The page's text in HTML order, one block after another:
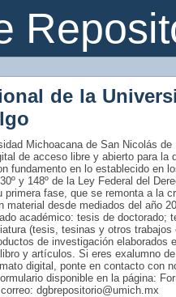
de la
Michoacana de San Nicolás
de acceso libre y abierto para la
fundamento en lo establecido en
y 148º de la Ley Federal del
fase, que se remonta a la
desde mediados del año
académico: tesis de doctorado;
(tesis, tesinas y otros
de investigación elaborados
y artículos. Si eres exalumno
digital, ponte en contacto con
disponible en la página:
dgbrepositorio@umich.mx